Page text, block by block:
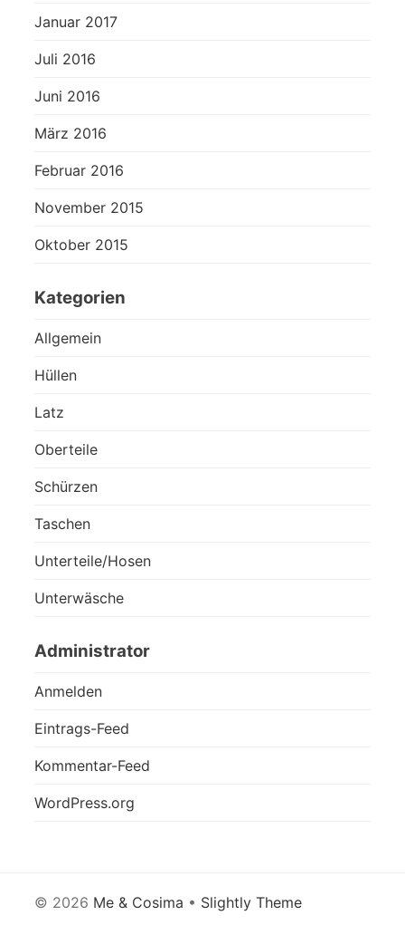
Januar 2017
Juli 2016
Juni 2016
März 2016
Februar 2016
November 2015
Oktober 2015
Kategorien
Allgemein
Hüllen
Latz
Oberteile
Schürzen
Taschen
Unterteile/Hosen
Unterwäsche
Administrator
Anmelden
Eintrags-Feed
Kommentar-Feed
WordPress.org
© 2026 Me & Cosima • Slightly Theme